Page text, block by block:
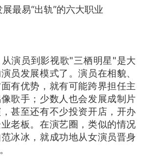
员到影视歌"三栖明星"是大
员发展模式了。演员在相貌、
有优势，就有可能跨界担任主
歌手；少数人也会发展成制片
甚至还有不少投资开店，开办
老板。在演艺圈，类似的情况
冰冰，就成功地从女演员晋身